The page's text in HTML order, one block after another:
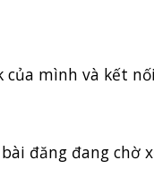
của mình và kết
đăng đang chờ